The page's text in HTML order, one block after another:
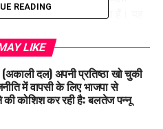
और सम्मान’ भी शामिल हैं। यह
प्रदान करता है। सदन में कांग्रेस
भुक्कल ने विधेयक के संशोधित
पर आपत्ति भी जताई।
READING
LIKE
(अकाली दल) अपनी प्रतिष्ठा खो चुकी
में वापसी के लिए भाजपा से
कोशिश कर रही है: बलतेज पन्नू